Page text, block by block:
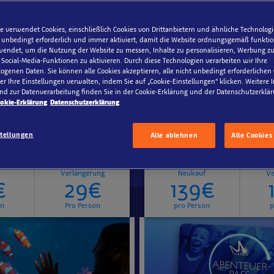
Hannover
Verlängerung
29€
Pro Person
Merlin
Neukauf
139€
pro Person
verwendet Cookies, einschließlich Cookies von Drittanbietern und ähnliche
unbedingt erforderlich und immer aktiviert, damit die Website ordnungsgemäß
um die Nutzung der Website zu messen, Inhalte zu personalisieren, Werbung
Media-Funktionen zu aktivieren. Durch diese Technologien verarbeiten wir Ihre
Daten. Sie können alle Cookies akzeptieren, alle nicht unbedingt erforderlichen
Ihre Einstellungen verwalten, indem Sie auf „Cookie-Einstellungen“ klicken. Weitere
zur Datenverarbeitung finden Sie in der Cookie-Erklärung und der
Erklärung Datenschutzerklärung
Alle ablehnen Alle